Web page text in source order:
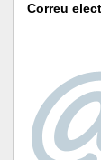
Correu